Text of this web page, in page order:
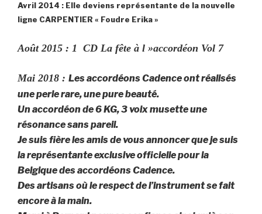
Avril 2014 : Elle deviens représentante de la nouvelle
ligne CARPENTIER « Foudre Erika »
Août 2015 : 1 CD La fête à l »accordéon Vol 7
Mai 2018 : Les accordéons Cadence ont réalisés
une perle rare, une pure beauté.
Un accordéon de 6 KG, 3 voix musette une
résonance sans pareil.
Je suis fière les amis de vous annoncer que je suis
la représentante exclusive officielle pour la
Belgique des accordéons Cadence.
Des artisans où le respect de l’instrument se fait
encore à la main.